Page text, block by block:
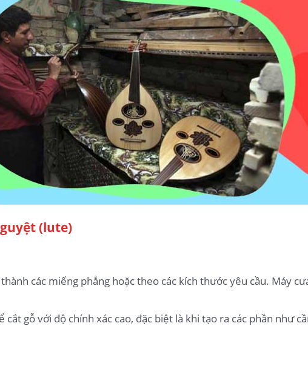
(lute)
các miếng phẳng hoặc theo các kích thước yêu cầu. Máy
cắt gỗ với độ chính xác cao, đặc biệt là khi tạo ra các phần như